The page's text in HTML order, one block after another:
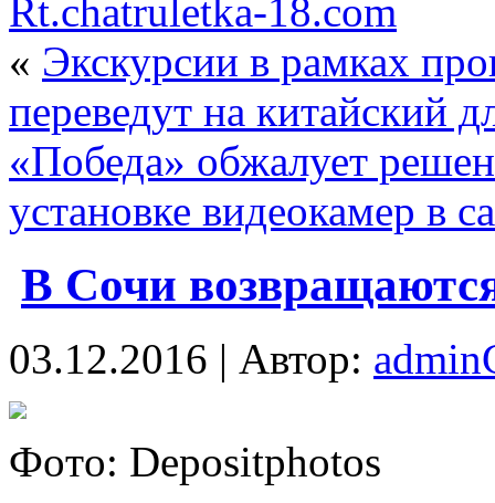
Rt.chatruletka-18.com
« Экскурсии в рамках
переведут на китайский
«Победа» обжалует
установке видеокамер в
В Сочи
03.12.2016 | Автор:
Фoтo: Depositphotos